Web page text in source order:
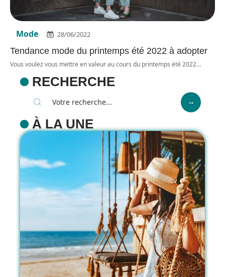
Mode 28/06/2022
Tendance mode du printemps été 2022 à adopter
Vous voulez vous mettre en valeur au cours du printemps été 2022…
RECHERCHE
À LA UNE